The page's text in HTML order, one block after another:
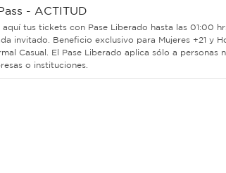
- ACTITUD
aquí tus tickets con Pase Liberado hasta las 01:00
invitado. Beneficio exclusivo para Mujeres +21 y
Casual. El Pase Liberado aplica sólo a
o instituciones.